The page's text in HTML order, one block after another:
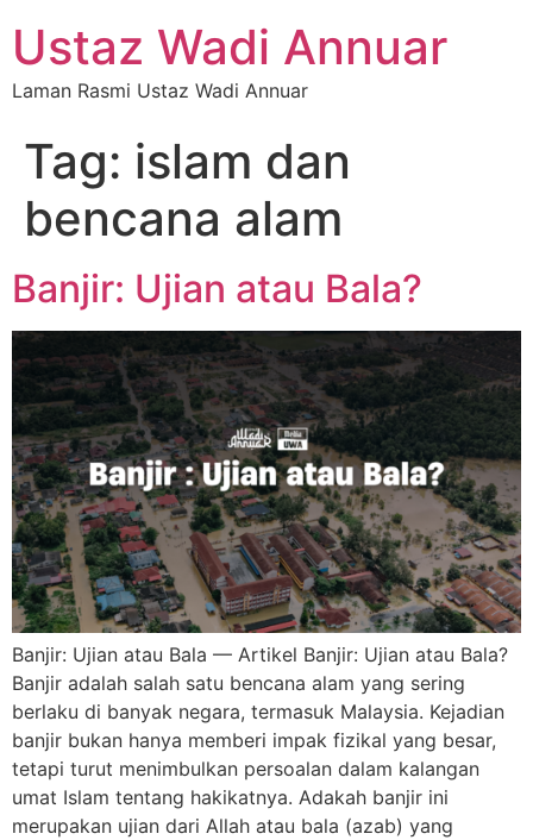
Ustaz Wadi Annuar
Laman Rasmi Ustaz Wadi Annuar
Tag: islam dan
bencana alam
Banjir: Ujian atau Bala?
Banjir: Ujian atau Bala — Artikel Banjir: Ujian atau Bala?
Banjir adalah salah satu bencana alam yang sering
berlaku di banyak negara, termasuk Malaysia. Kejadian
banjir bukan hanya memberi impak fizikal yang besar,
tetapi turut menimbulkan persoalan dalam kalangan
umat Islam tentang hakikatnya. Adakah banjir ini
merupakan ujian dari Allah atau bala (azab) yang